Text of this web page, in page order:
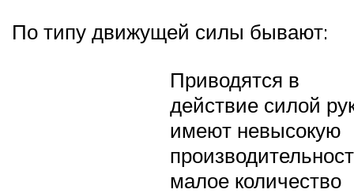
По типу движущей силы бывают:
Приводятся в
действие силой
имеют невысокую
малое количество